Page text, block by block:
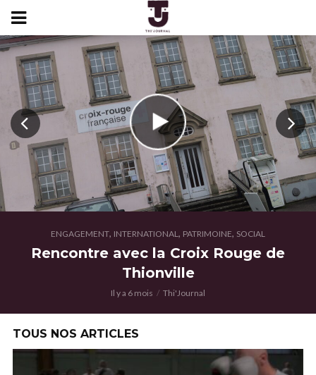
ENGAGEMENT, INTERNATIONAL, PATRIMOINE, SOCIAL
Rencontre avec la Croix Rouge de
Thionville
Il y a 6 mois Thi'Journal
TOUS NOS ARTICLES